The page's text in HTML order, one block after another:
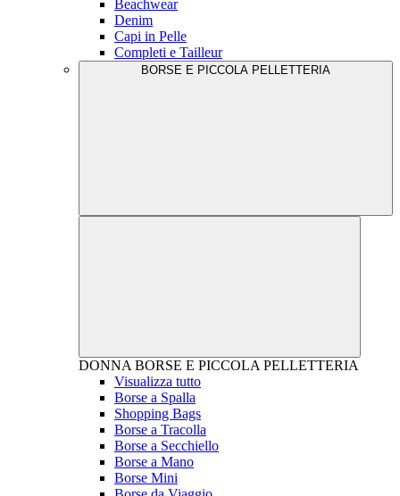
Beachwear
Denim
Capi in Pelle
Completi e Tailleur
BORSE E PICCOLA PELLETTERIA
DONNA BORSE E PICCOLA PELLETTERIA
Visualizza tutto
Borse a Spalla
Shopping Bags
Borse a Tracolla
Borse a Secchiello
Borse a Mano
Borse Mini